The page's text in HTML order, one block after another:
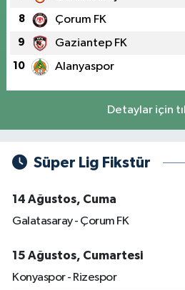
8 Çorum FK
9 Gaziantep FK
10 Alanyaspor
Detaylar için
Süper Lig Fikstür
14 Ağustos, Cuma
Galatasaray - Çorum FK
15 Ağustos, Cumartesi
Konyaspor - Rizespor